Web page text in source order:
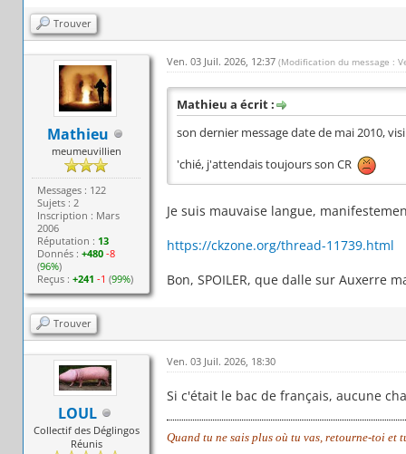
Trouver
Mathieu
meumeuvillien
Messages : 122
Sujets : 2
Inscription : Mars
2006
Réputation : 13
Donnés :+480 -8
(96%)
Reçus :+241 -1 (99%)
Ven. 03 Juil. 2026, 12:37 (Modification du message :
Mathieu a écrit :
son dernier message date de mai 2010,
'chié, j'attendais toujours son CR
Je suis mauvaise langue,
https://ckzone.org/thread-11739.html
Bon, SPOILER, que dalle sur Auxerre
Trouver
LOUL
Collectif des Déglingos
Réunis
Ven. 03 Juil. 2026, 18:30
Si c'était le bac de français, aucune
Quand tu ne sais plus où tu vas, retourne-toi